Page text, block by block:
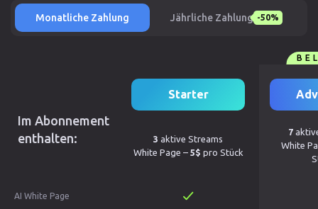
Monatliche Zahlung Jährliche Zahlung -50%
Im Abonnement
enthalten:
AI White Page
Starter
3 aktive Streams
White Page – 5$ pro Stück
7
White